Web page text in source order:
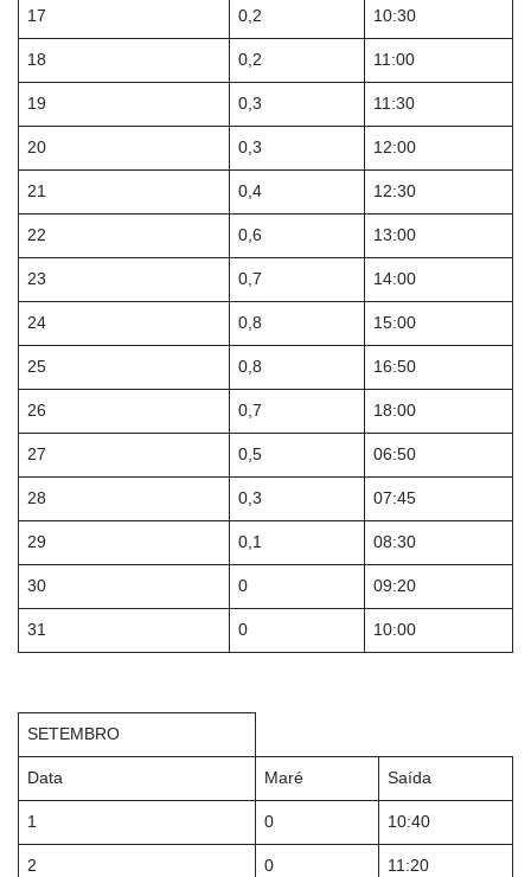
17 0,2 10:30
18 0,2 11:00
19 0,3 11:30
20 0,3 12:00
21 0,4 12:30
22 0,6 13:00
23 0,7 14:00
24 0,8 15:00
25 0,8 16:50
26 0,7 18:00
27 0,5 06:50
28 0,3 07:45
29 0,1 08:30
30 0 09:20
31 0 10:00
SETEMBRO
Data Maré Saída
1 0 10:40
2 0 11:20